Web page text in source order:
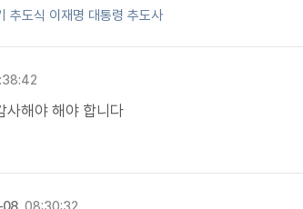
추도식 이재명 대통령 추도사
사해야 해야 합니다